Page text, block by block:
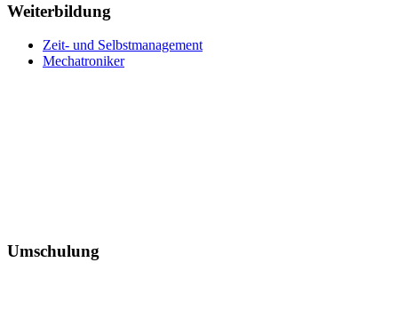
Weiterbildung
Zeit- und Selbstmanagement
Mechatroniker
Umschulung